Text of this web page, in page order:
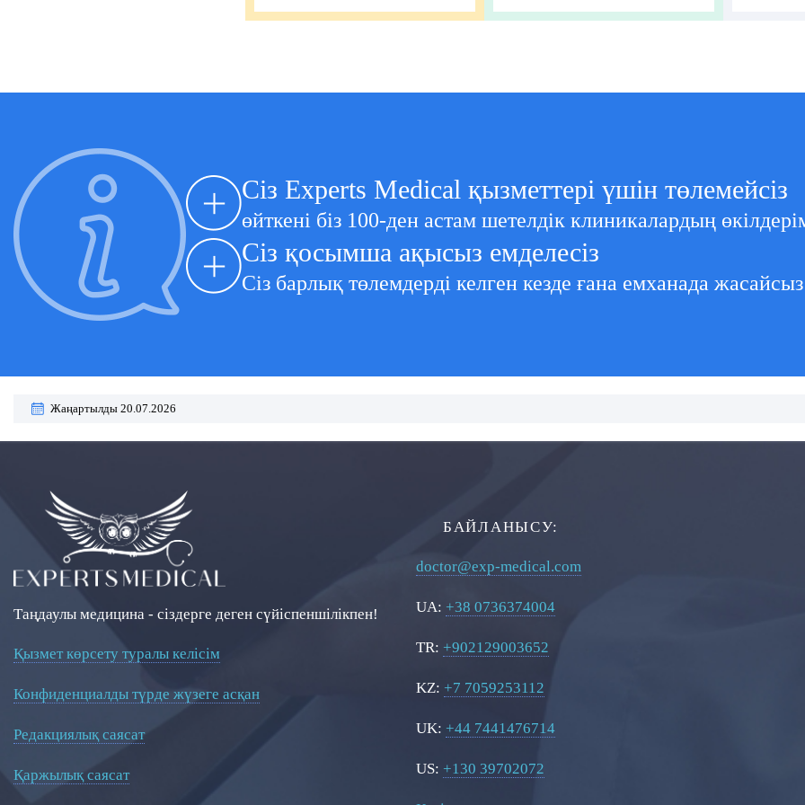
Сіз Experts Medical қызметтері үшін төлемейсіз
өйткені біз 100-ден астам шетелдік клиникалардың
Сіз қосымша ақысыз емделесіз
Сіз барлық төлемдерді келген кезде ғана емханада жасайсыз
Жаңартылды 20.07.2026
Таңдаулы медицина - сіздерге деген сүйіспеншілікпен!
Қызмет көрсету туралы келісім
Конфиденциалды түрде жүзеге асқан
Редакциялық саясат
Қаржылық саясат
БАЙЛАНЫСУ:
doctor@exp-medical.com
UA: +38 0736374004
TR: +902129003652
KZ: +7 7059253112
UK: +44 7441476714
US: +130 39702072